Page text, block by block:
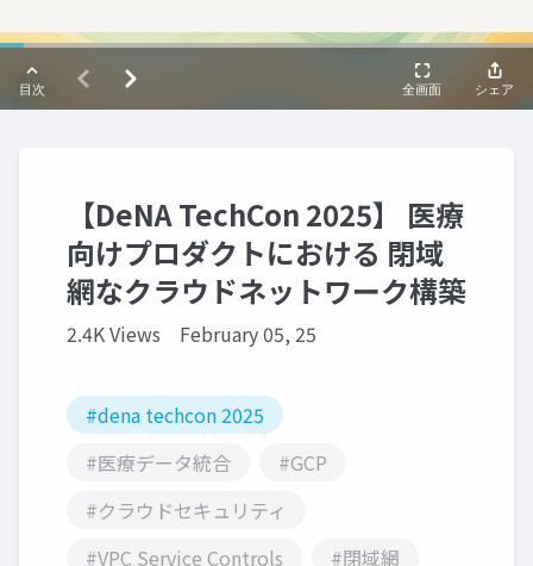
【DeNA TechCon 2025】 医療
向けプロダクトにおける 閉域
網なクラウドネットワーク構築
2.4K Views February 05, 25
#dena techcon 2025
#医療データ統合
#GCP
#クラウドセキュリティ
#VPC Service Controls
#閉域網